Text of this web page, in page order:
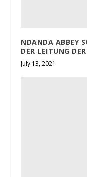
NDANDA ABBEY
DER LEITUNG
July 13, 2021